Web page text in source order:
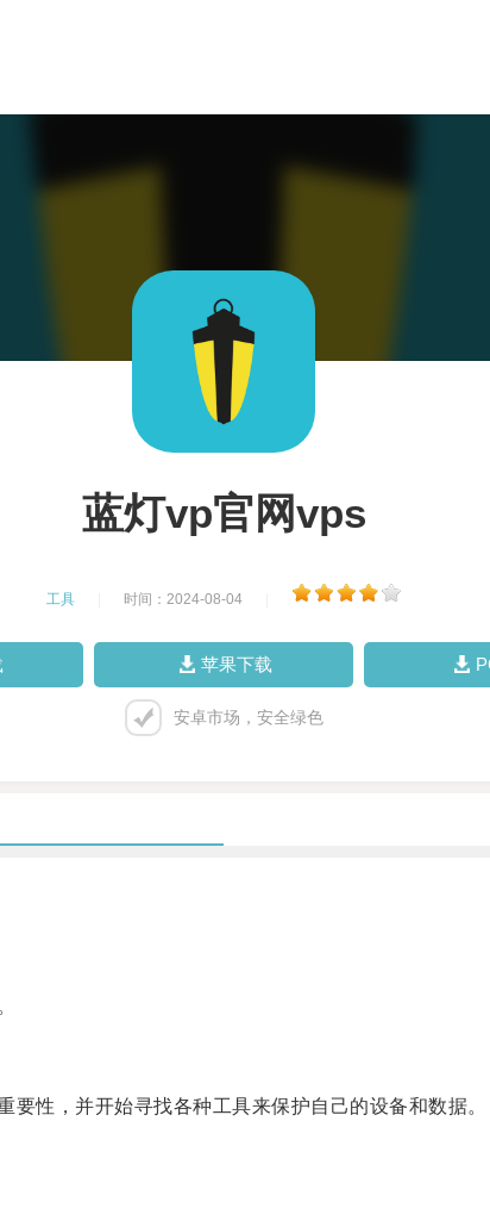
蓝灯vp官网vps
工具 时间：2024-08-04
苹果下载
安卓市场，安全绿色
性，并开始寻找各种工具来保护自己的设备和数据。